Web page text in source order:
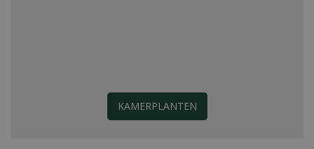
KAMERPLANTEN